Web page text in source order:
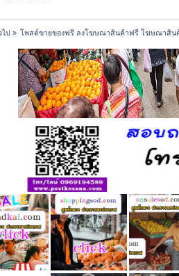
ป» โพสต์ขายของฟรี ลงโฆษณาสินค้าฟรี โฆษณาสินค้